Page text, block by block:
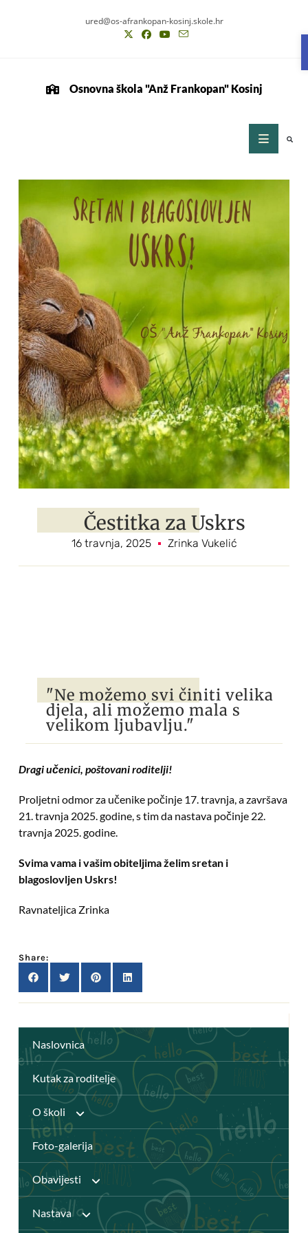
ured@os-afrankopan-kosinj.skole.hr
Osnovna škola "Anž Frankopan" Kosinj
Čestitka za Uskrs
16 travnja, 2025 Zrinka Vukelić
Naslovnica
Kutak za roditelje
O školi
Anž Frankopan
Knjižnica
Foto-galerija
Obavijesti
Javni pozivi
Nastava
"Ne možemo svi činiti velika
djela, ali možemo mala s
velikom ljubavlju."
Dragi učenici, poštovani roditelji!
Proljetni odmor za učenike počinje 17. travnja, a završava
21. travnja 2025. godine, s tim da nastava počinje 22.
travnja 2025. godine.
Svima vama i vašim obiteljima želim sretan i
blagoslovljen Uskrs!
Ravnateljica Zrinka
Share: